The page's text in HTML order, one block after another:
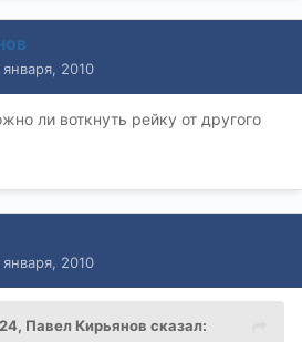
2010
ли воткнуть рейку от другого
2010
Павел Кирьянов сказал: